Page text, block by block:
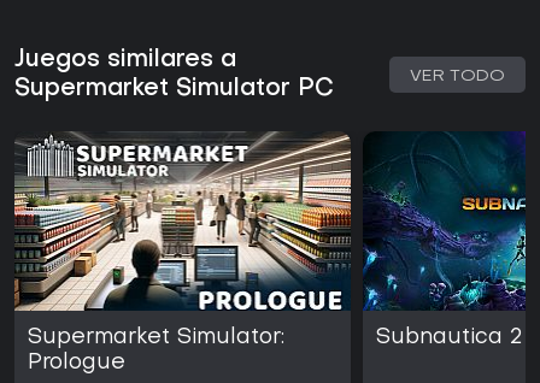
Juegos similares a
Supermarket Simulator PC
VER TODO
Supermarket Simulator:
Prologue
Subnautica 2